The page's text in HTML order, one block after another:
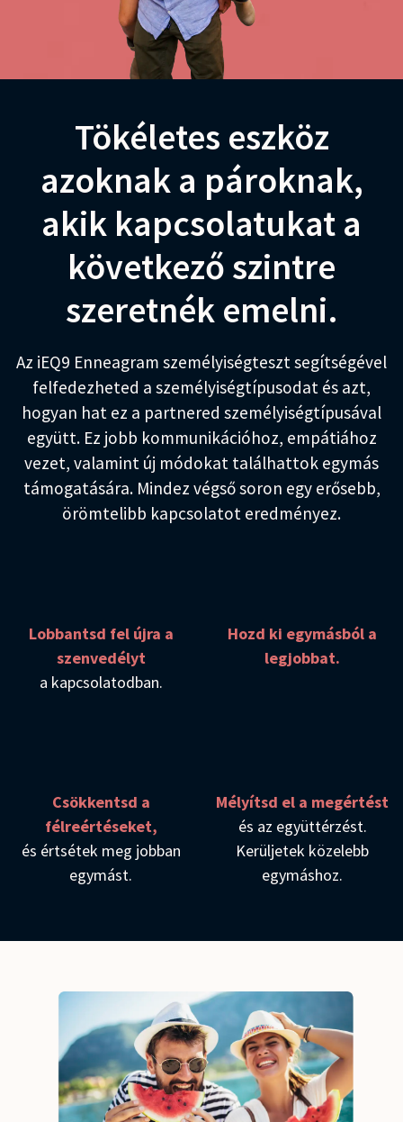
Tökéletes eszköz
azoknak a pároknak,
akik kapcsolatukat a
következő szintre
szeretnék emelni.
Az iEQ9 Enneagram személyiségteszt segítségével
felfedezheted a személyiségtípusodat és azt,
hogyan hat ez a partnered személyiségtípusával
együtt. Ez jobb kommunikációhoz, empátiához
vezet, valamint új módokat találhattok egymás
támogatására. Mindez végső soron egy erősebb,
örömtelibb kapcsolatot eredményez.
Lobbantsd fel újra a
szenvedélyt
a kapcsolatodban.
Hozd ki egymásból a
legjobbat.
Csökkentsd a
félreértéseket,
és értsétek meg jobban
egymást.
Mélyítsd el a megértést
és az együttérzést.
Kerüljetek közelebb
egymáshoz.